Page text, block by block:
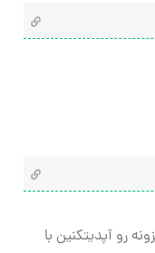
رو آپدیتکنین با